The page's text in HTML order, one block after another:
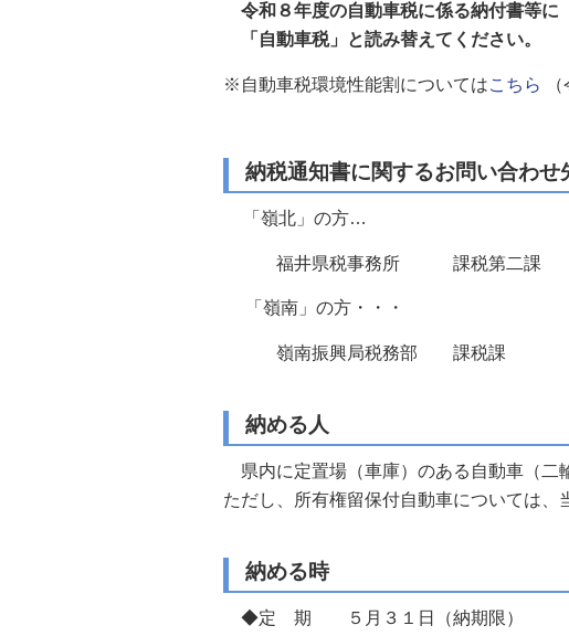
自然
令和８年度の自動車税に係る納付書等に
「自動車税」と読み替えてください。
※自動車税環境性能割についてはこちら
納税通知書に関するお問い合わせ
「嶺北」の方…
福井県税事務所 課税第二課
「嶺南」の方・・・
嶺南振興局税務
納める人
県内に定置場（車庫）のある自動車（二
ただし、所有権留保付自動車については、
納める時
◆定 期 ５月３１日（納期限）